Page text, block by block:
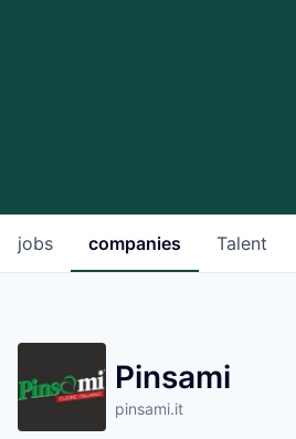
jobs companies Talent
Pinsami
pinsami.it